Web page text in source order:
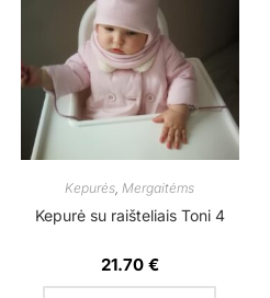
Kepurės,Mergaitėms
Kepurė su raišteliais Toni 4
21.70 €